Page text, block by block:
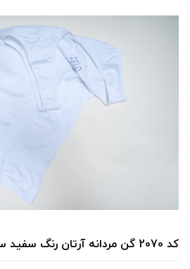
کد 2070 گن مردانه آرتان رنگ سفید سایزM